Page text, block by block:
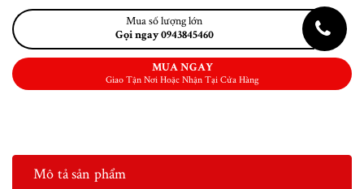
Mua số lượng lớn
Gọi ngay 0943845460
MUA NGAY
Giao Tận Nơi Hoặc Nhận Tại Cửa Hàng
Mô tả sản phẩm